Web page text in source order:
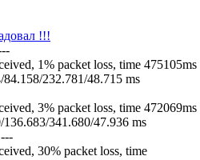
!!!
1% packet loss, time 475105ms
232.781/48.715 ms
3% packet loss, time 472069ms
341.680/47.936 ms
30% packet loss, time